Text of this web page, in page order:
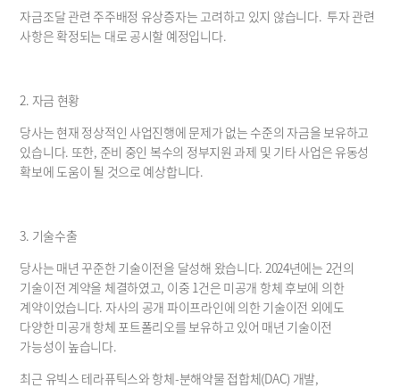
자금조달 관련 주주배정 유상증자는 고려하고 있지 않습니다.  투자 관련
사항은 확정되는 대로 공시할 예정입니다.
2. 자금 현황
당사는 현재 정상적인 사업진행에 문제가 없는 수준의 자금을 보유하고
있습니다. 또한, 준비 중인 복수의 정부지원 과제 및 기타 사업은 유동성
확보에 도움이 될 것으로 예상합니다.
3. 기술수출
당사는 매년 꾸준한 기술이전을 달성해 왔습니다. 2024년에는 2건의
기술이전 계약을 체결하였고, 이중 1건은 미공개 항체 후보에 의한
계약이었습니다. 자사의 공개 파이프라인에 의한 기술이전 외에도
다양한 미공개 항체 포트폴리오를 보유하고 있어 매년 기술이전
가능성이 높습니다.
최근 유빅스 테라퓨틱스와 항체-분해약물 접합체(DAC) 개발,